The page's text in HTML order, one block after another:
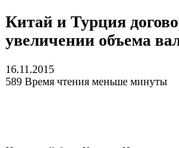
Китай и Турция
увеличении объема
16.11.2015
589 Время чтения меньше минуты